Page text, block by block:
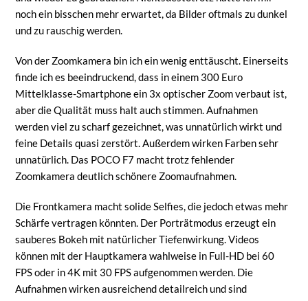
noch ein bisschen mehr erwartet, da Bilder oftmals zu dunkel
und zu rauschig werden.
Von der Zoomkamera bin ich ein wenig enttäuscht. Einerseits
finde ich es beeindruckend, dass in einem 300 Euro
Mittelklasse-Smartphone ein 3x optischer Zoom verbaut ist,
aber die Qualität muss halt auch stimmen. Aufnahmen
werden viel zu scharf gezeichnet, was unnatürlich wirkt und
feine Details quasi zerstört. Außerdem wirken Farben sehr
unnatürlich. Das POCO F7 macht trotz fehlender
Zoomkamera deutlich schönere Zoomaufnahmen.
Die Frontkamera macht solide Selfies, die jedoch etwas mehr
Schärfe vertragen könnten. Der Porträtmodus erzeugt ein
sauberes Bokeh mit natürlicher Tiefenwirkung. Videos
können mit der Hauptkamera wahlweise in Full-HD bei 60
FPS oder in 4K mit 30 FPS aufgenommen werden. Die
Aufnahmen wirken ausreichend detailreich und sind